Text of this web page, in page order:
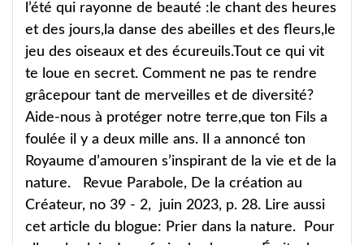
l’été qui rayonne de beauté :le chant des heures
et des jours,la danse des abeilles et des fleurs,le
jeu des oiseaux et des écureuils.Tout ce qui vit
te loue en secret. Comment ne pas te rendre
grâcepour tant de merveilles et de diversité?
Aide-nous à protéger notre terre,que ton Fils a
foulée il y a deux mille ans. Il a annoncé ton
Royaume d’amouren s’inspirant de la vie et de la
nature. Revue Parabole, De la création au
Créateur, no 39 - 2, juin 2023, p. 28. Lire aussi
cet article du blogue: Prier dans la nature. Pour